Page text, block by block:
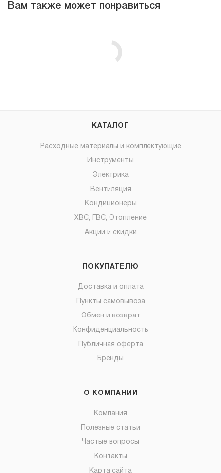
Вам также может понравиться
КАТАЛОГ
Расходные материалы и комплектующие
Инструменты
Электрика
Вентиляция
Кондиционеры
ХВС, ГВС, Отопление
Акции и скидки
ПОКУПАТЕЛЮ
Доставка и оплата
Пункты самовывоза
Обмен и возврат
Конфиденциальность
Публичная оферта
Бренды
О КОМПАНИИ
Компания
Полезные статьи
Частые вопросы
Контакты
Карта сайта